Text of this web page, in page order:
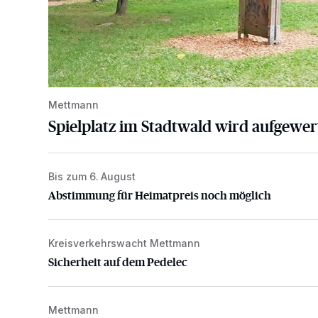
Mettmann
Spielplatz im Stadtwald wird
Abstimmung für Heimatpreis noch möglich
Bis zum 6. August
Abstimmung für Heimatpreis noch möglich
Sicherheit auf dem Pedelec
Kreisverkehrswacht Mettmann
Sicherheit auf dem Pedelec
Der Blotschenmarkt kann stattfinden
Mettmann